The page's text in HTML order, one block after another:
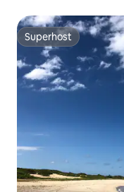
Superhost
Superhost